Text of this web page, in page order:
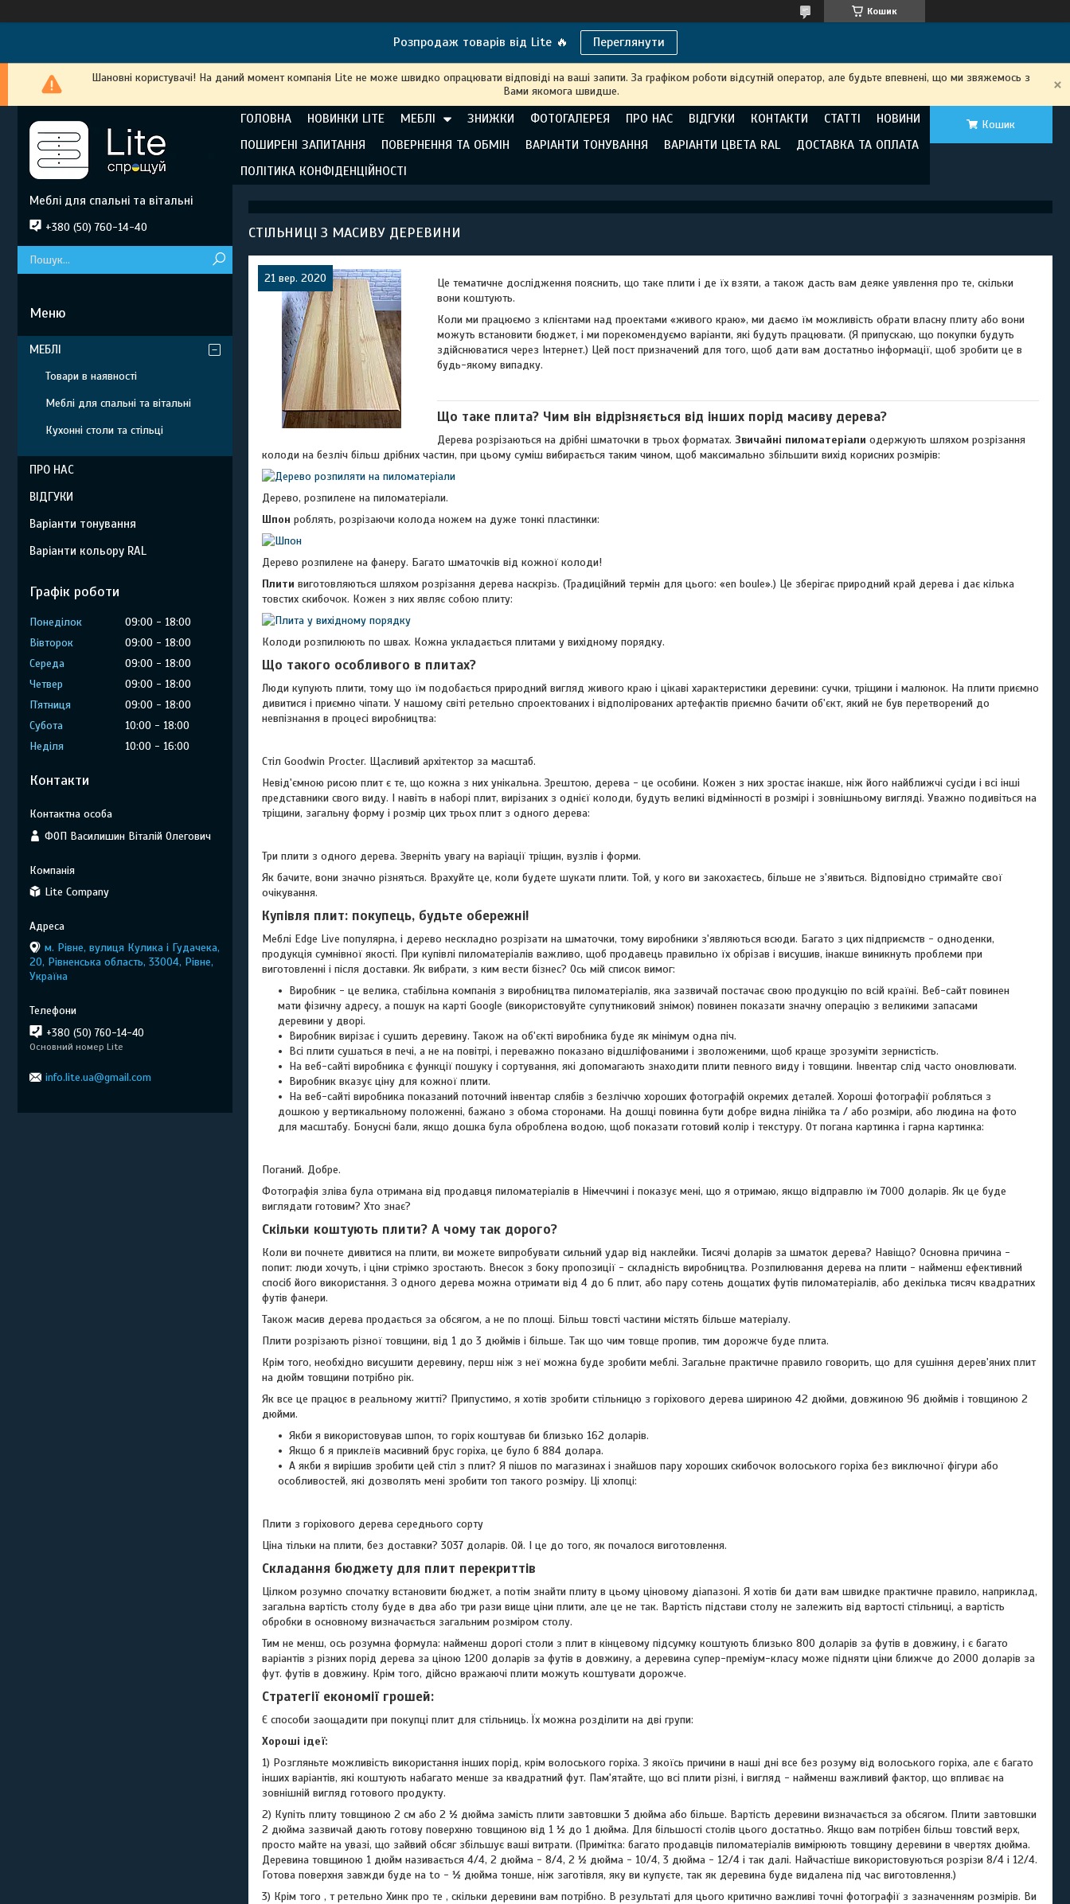
Кошик
Розпродаж товарів від Lite 🔥 Переглянути
Шановні користувачі! На даний момент компанія Lite не може швидко опрацювати відповіді на ваші запити. За графіком роботи відсутній оператор, але будьте впевнені, що ми звяжемось з
Вами якомога швидше.
ГОЛОВНА НОВИНКИ LITE МЕБЛІ ЗНИЖКИ ФОТОГАЛЕРЕЯ ПРО НАС ВІДГУКИ КОНТАКТИ СТАТТІ
НОВИНИ
ПОШИРЕНІ ЗАПИТАННЯ
ПОВЕРНЕННЯ ТА ОБМІН ВАРІАНТИ ТОНУВАННЯ ВАРІАНТИ ЦВЕТА RAL
ДОСТАВКА ТА ОПЛАТА
ПОЛІТИКА КОНФІДЕНЦІЙНОСТІ
Кошик
СТІЛЬНИЦІ З МАСИВУ ДЕРЕВИНИ
21 вер. 2020
Це тематичне дослідження пояснить, що таке плити і де їх взяти, а також дасть вам деяке уявлення про те, скільки
вони коштують.
Коли ми працюємо з клієнтами над проектами «живого краю», ми даємо їм можливість обрати власну плиту або вони
можуть встановити бюджет, і ми порекомендуємо варіанти, які будуть працювати. (Я припускаю, що покупки будуть
здійснюватися через Інтернет.) Цей пост призначений для того, щоб дати вам достатньо інформації, щоб зробити це в
будь-якому випадку.
Що таке плита? Чим він відрізняється від інших порід масиву дерева?
Дерева розрізаються на дрібні шматочки в трьох форматах. Звичайні пиломатеріали одержують шляхом розрізання
колоди на безліч більш дрібних частин, при цьому суміш вибирається таким чином, щоб максимально збільшити вихід корисних розмірів:
Дерево, розпилене на пиломатеріали.
Шпон роблять, розрізаючи колода ножем на дуже тонкі пластинки:
Дерево розпилене на фанеру. Багато шматочків від кожної колоди!
Плити виготовляються шляхом розрізання дерева наскрізь. (Традиційний термін для цього: «en boule».) Це зберігає природний край дерева і дає кілька
товстих скибочок. Кожен з них являє собою плиту:
Колоди розпилюють по швах. Кожна укладається плитами у вихідному порядку.
Що такого особливого в плитах?
Люди купують плити, тому що їм подобається природний вигляд живого краю і цікаві характеристики деревини: сучки, тріщини і малюнок. На плити приємно
дивитися і приємно чіпати. У нашому світі ретельно спроектованих і відполірованих артефактів приємно бачити об'єкт, який не був перетворений до
невпізнання в процесі виробництва:
Стіл Goodwin Procter. Щасливий архітектор за масштаб.
Невід'ємною рисою плит є те, що кожна з них унікальна. Зрештою, дерева - це особини. Кожен з них зростає інакше, ніж його найближчі сусіди і всі інші
представники свого виду. І навіть в наборі плит, вирізаних з однієї колоди, будуть великі відмінності в розмірі і зовнішньому вигляді. Уважно подивіться на
тріщини, загальну форму і розмір цих трьох плит з одного дерева:
Три плити з одного дерева. Зверніть увагу на варіації тріщин, вузлів і форми.
Як бачите, вони значно різняться. Врахуйте це, коли будете шукати плити. Той, у кого ви закохаєтесь, більше не з'явиться. Відповідно стримайте свої
очікування.
Купівля плит: покупець, будьте обережні!
Меблі Edge Live популярна, і дерево нескладно розрізати на шматочки, тому виробники з'являються всюди. Багато з цих підприємств - одноденки,
продукція сумнівної якості. При купівлі пиломатеріалів важливо, щоб продавець правильно їх обрізав і висушив, інакше виникнуть проблеми при
виготовленні і після доставки. Як вибрати, з ким вести бізнес? Ось мій список вимог:
Виробник - це велика, стабільна компанія з виробництва пиломатеріалів, яка зазвичай постачає свою продукцію по всій країні. Веб-сайт повинен
мати фізичну адресу, а пошук на карті Google (використовуйте супутниковий знімок) повинен показати значну операцію з великими запасами
деревини у дворі.
Виробник вирізає і сушить деревину. Також на об'єкті виробника буде як мінімум одна піч.
Всі плити сушаться в печі, а не на повітрі, і переважно показано відшліфованими і зволоженими, щоб краще зрозуміти зернистість.
На веб-сайті виробника є функції пошуку і сортування, які допомагають знаходити плити певного виду і товщини. Інвентар слід часто оновлювати.
Виробник вказує ціну для кожної плити.
На веб-сайті виробника показаний поточний інвентар слябів з безліччю хороших фотографій окремих деталей. Хороші фотографії робляться з
дошкою у вертикальному положенні, бажано з обома сторонами. На дошці повинна бути добре видна лінійка та / або розміри, або людина на фото
для масштабу. Бонусні бали, якщо дошка була оброблена водою, щоб показати готовий колір і текстуру. От погана картинка і гарна картинка:
Поганий. Добре.
Фотографія зліва була отримана від продавця пиломатеріалів в Німеччині і показує мені, що я отримаю, якщо відправлю їм 7000 доларів. Як це буде
виглядати готовим? Хто знає?
Скільки коштують плити? А чому так дорого?
Коли ви почнете дивитися на плити, ви можете випробувати сильний удар від наклейки. Тисячі доларів за шматок дерева? Навіщо? Основна причина -
попит: люди хочуть, і ціни стрімко зростають. Внесок з боку пропозиції - складність виробництва. Розпилювання дерева на плити - найменш ефективний
спосіб його використання. З одного дерева можна отримати від 4 до 6 плит, або пару сотень дощатих футів пиломатеріалів, або декілька тисяч квадратних
футів фанери.
Також масив дерева продається за обсягом, а не по площі. Більш товсті частини містять більше матеріалу.
Плити розрізають різної товщини, від 1 до 3 дюймів і більше. Так що чим товще пропив, тим дорожче буде плита.
Крім того, необхідно висушити деревину, перш ніж з неї можна буде зробити меблі. Загальне практичне правило говорить, що для сушіння дерев'яних плит
на дюйм товщини потрібно рік.
Як все це працює в реальному житті? Припустимо, я хотів зробити стільницю з горіхового дерева шириною 42 дюйми, довжиною 96 дюймів і товщиною 2
дюйми.
Якби я використовував шпон, то горіх коштував би близько 162 доларів.
Якщо б я приклеїв масивний брус горіха, це було б 884 долара.
А якби я вирішив зробити цей стіл з плит? Я пішов по магазинах і знайшов пару хороших скибочок волоського горіха без виключної фігури або
особливостей, які дозволять мені зробити топ такого розміру. Ці хлопці:
Плити з горіхового дерева середнього сорту
Ціна тільки на плити, без доставки? 3037 доларів. Ой. І це до того, як почалося виготовлення.
Складання бюджету для плит перекриттів
Цілком розумно спочатку встановити бюджет, а потім знайти плиту в цьому ціновому діапазоні. Я хотів би дати вам швидке практичне правило, наприклад,
загальна вартість столу буде в два або три рази вище ціни плити, але це не так. Вартість підстави столу не залежить від вартості стільниці, а вартість
обробки в основному визначається загальним розміром столу.
Тим не менш, ось розумна формула: найменш дорогі столи з плит в кінцевому підсумку коштують близько 800 доларів за футів в довжину, і є багато
варіантів з різних порід дерева за ціною 1200 доларів за футів в довжину, а деревина супер-преміум-класу може підняти ціни ближче до 2000 доларів за
фут. футів в довжину. Крім того, дійсно вражаючі плити можуть коштувати дорожче.
Стратегії економії грошей:
Є способи заощадити при покупці плит для стільниць. Їх можна розділити на дві групи:
Хороші ідеї:
1) Розгляньте можливість використання інших порід, крім волоського горіха. З якоїсь причини в наші дні все без розуму від волоського горіха, але є багато
інших варіантів, які коштують набагато менше за квадратний фут. Пам'ятайте, що всі плити різні, і вигляд - найменш важливий фактор, що впливає на
зовнішній вигляд готового продукту.
2) Купіть плиту товщиною 2 см або 2 ½ дюйма замість плити завтовшки 3 дюйма або більше. Вартість деревини визначається за обсягом. Плити завтовшки
2 дюйма зазвичай дають готову поверхню товщиною від 1 ½ до 1 дюйма. Для більшості столів цього достатньо. Якщо вам потрібен більш товстий верх,
просто майте на увазі, що зайвий обсяг збільшує ваші витрати. (Примітка: багато продавців пиломатеріалів вимірюють товщину деревини в чвертях дюйма.
Деревина товщиною 1 дюйм називається 4/4, 2 дюйма - 8/4, 2 ½ дюйма - 10/4, 3 дюйма - 12/4 і так далі. Найчастіше використовуються розрізи 8/4 і 12/4.
Готова поверхня завжди буде на to - ½ дюйма тонше, ніж заготівля, яку ви купуєте, так як деревина буде видалена під час виготовлення.)
3) Крім того , т ретельно Хинк про те , скільки деревини вам потрібно. В результаті для цього критично важливі точні фотографії з зазначенням розмірів. Ви
Меблі для спальні та вітальні
+380 (50) 760-14-40
МЕБЛІ
Товари в наявності
Меблі для спальні та вітальні
Кухонні столи та стільці
ПРО НАС
ВІДГУКИ
Варіанти тонування
Варіанти кольору RAL
Графік роботи
Понеділок 09:00
18:00
Вівторок
09:00
18:00
Середа
09:00
18:00
Четвер
09:00
18:00
Пʼятниця
09:00
18:00
Субота
10:00
18:00
Неділя
10:00 16:00
Контакти
ФОП Василишин Віталій Олегович
Lite Company
м. Рівне, вулиця Кулика і Гудачека,
20, Рівненська область, 33004, Рівне,
Україна
+380 (50) 760-14-40
Основний номер Lite
info.lite.ua@gmail.com